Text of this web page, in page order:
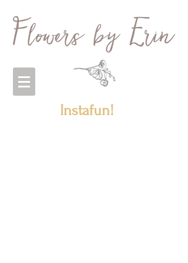
Instafun!